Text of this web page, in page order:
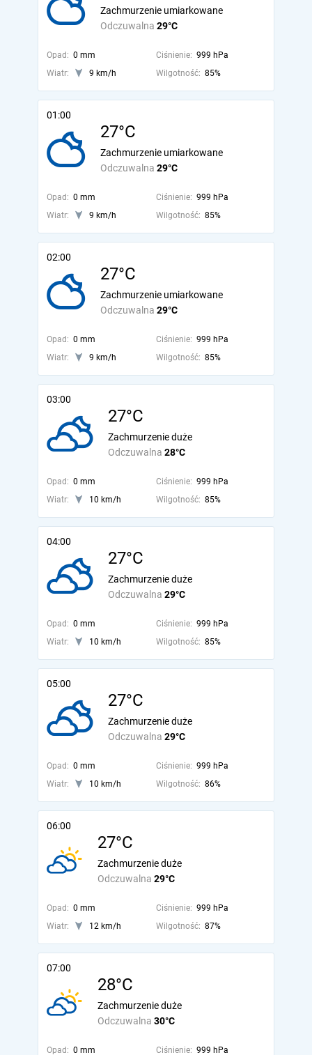
Odczuwalna 29°C
Zachmurzenie umiarkowane
Opad: 0 mm Ciśnienie: 999 hPa
Wiatr:
9 km/h Wilgotność: 85%
01:00
27°C
Odczuwalna 29°C
Zachmurzenie umiarkowane
Opad: 0 mm Ciśnienie: 999 hPa
Wiatr:
9 km/h Wilgotność: 85%
02:00
27°C
Odczuwalna 29°C
Zachmurzenie umiarkowane
Opad: 0 mm Ciśnienie: 999 hPa
Wiatr:
9 km/h Wilgotność: 85%
03:00
27°C
Odczuwalna 28°C
Zachmurzenie duże
Opad: 0 mm Ciśnienie: 999 hPa
Wiatr:
10 km/h Wilgotność: 85%
04:00
27°C
Odczuwalna 29°C
Zachmurzenie duże
Opad: 0 mm Ciśnienie: 999 hPa
Wiatr:
10 km/h Wilgotność: 85%
05:00
27°C
Odczuwalna 29°C
Zachmurzenie duże
Opad: 0 mm Ciśnienie: 999 hPa
Wiatr:
10 km/h Wilgotność: 86%
06:00
27°C
Odczuwalna 29°C
Zachmurzenie duże
Opad: 0 mm Ciśnienie: 999 hPa
Wiatr:
12 km/h Wilgotność: 87%
07:00
28°C
Odczuwalna 30°C
Zachmurzenie duże
Opad: 0 mm Ciśnienie: 999 hPa